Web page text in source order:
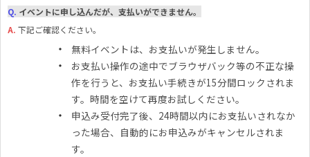
Q. イベントに申し込んだが、支払いができません。
A. 下記ご確認ください。
無料イベントは、お支払いが発生しません。
お支払い操作の途中でブラウザバック等の不正な操
作を行うと、お支払い手続きが15分間ロックされま
す。時間を空けて再度お試しください。
申込み受付完了後、24時間以内にお支払いされなか
った場合、自動的にお申込みがキャンセルされま
す。